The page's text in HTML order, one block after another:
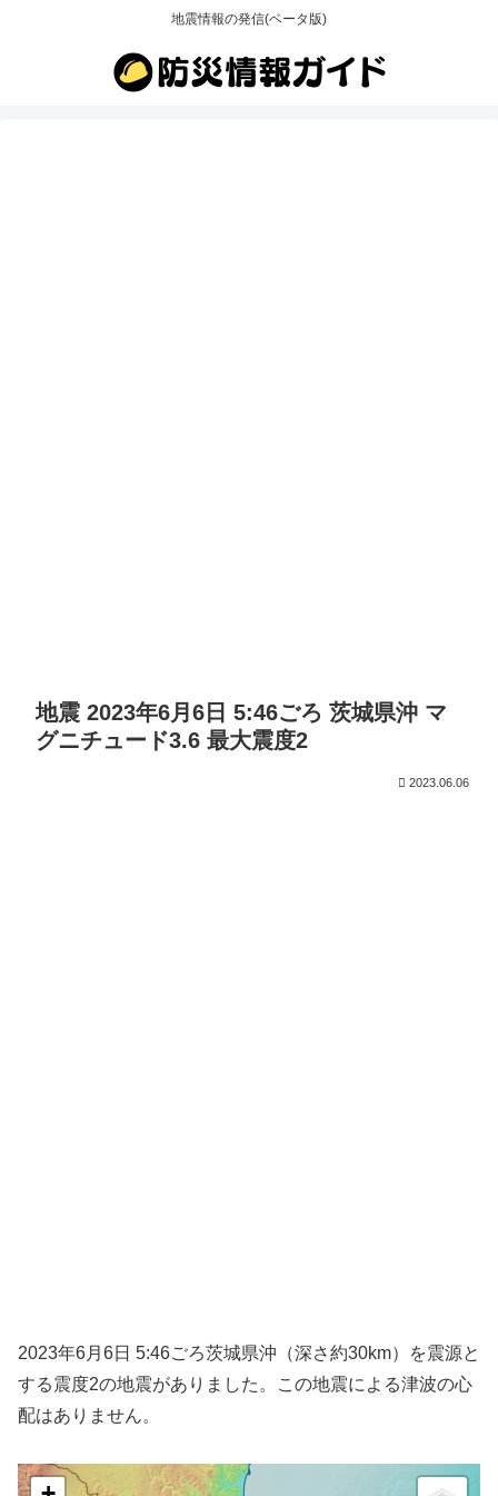
地震情報の発信(ベータ版)
地震 2023年6月6日 5:46ごろ 茨城県沖 マ
グニチュード3.6 最大震度2
2023.06.06
2023年6月6日 5:46ごろ茨城県沖（深さ約30km）を震源と
する震度2の地震がありました。この地震による津波の心
配はありません。